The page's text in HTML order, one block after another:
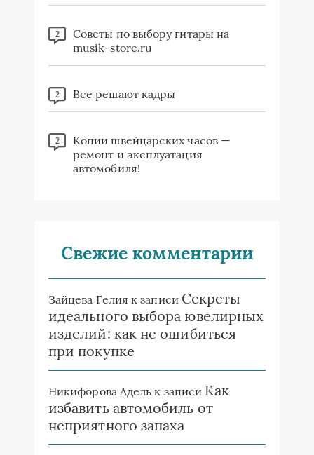
2
Советы по выбору гитары на
musik-store.ru
2 Все решают кадры
2
Копии швейцарских часов —
ремонт и эксплуатация
автомобиля!
Свежие комментарии
Зайцева Гелия к записи Секреты
идеального выбора ювелирных
изделий: как не ошибиться
при покупке
Никифорова Адель к записи Как
избавить автомобиль от
неприятного запаха